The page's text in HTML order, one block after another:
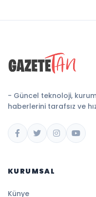
- Güncel teknoloji,
haberlerini tarafsız ve
KURUMSAL
Künye